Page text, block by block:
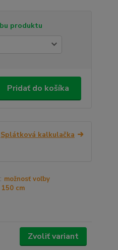
produktu
Pridať do košíka
Splátková kalkulačka
možnosť voľby
150 cm
Zvoliť variant